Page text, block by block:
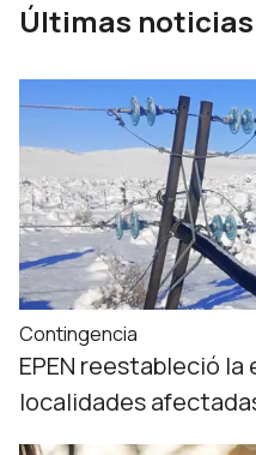
Últimas noticias
Contingencia
EPEN reestableció la
localidades